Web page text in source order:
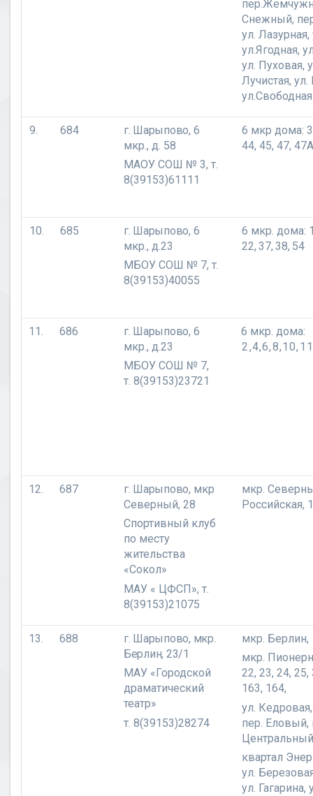
Снежный,
ул.
ул.Ягодная,
ул. Пуховая,
Лучистая,
ул.Свободная
9. 684 г. Шарыпово, 6
мкр., д. 58
МАОУ СОШ № 3, т.
8(39153)61111
6 мкр дома:
44, 45, 47,
10. 685 г. Шарыпово, 6
мкр., д.23
МБОУ СОШ № 7, т.
8(39153)40055
6 мкр. дома:
22, 37, 38, 54
11. 686 г. Шарыпово, 6
мкр., д.23
МБОУ СОШ № 7,
т. 8(39153)23721
6 мкр. дома:
12. 687 г. Шарыпово, мкр
Северный, 28
Спортивный клуб
по месту
жительства
«Сокол»
МАУ « ЦФСП», т.
8(39153)21075
мкр.
Российская,
13. 688 г. Шарыпово, мкр.
Берлин, 23/1
МАУ «Городской
драматический
театр»
т. 8(39153)28274
мкр. Берлин,
мкр.
22, 23, 24,
163, 164,
ул.
пер. Еловый,
квартал
ул.
ул. Гагарина,